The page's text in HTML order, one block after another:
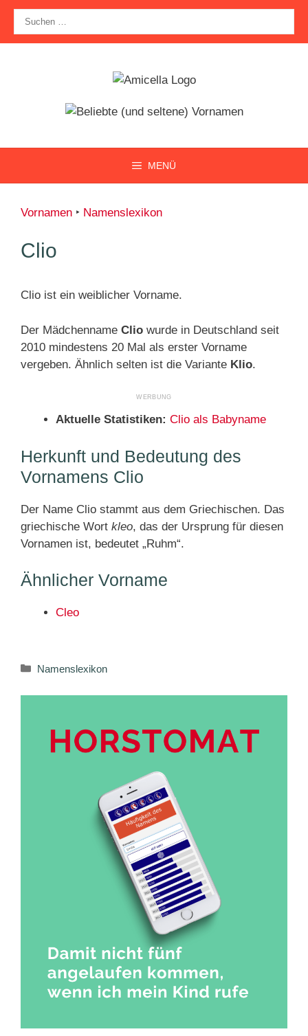
Zum
Inhalt
springen
nach:
MENÜ
Vornamen ‣ Namenslexikon
Clio
Clio ist ein weiblicher Vorname.
Der Mädchenname Clio wurde in Deutschland seit
2010 mindestens 20 Mal als erster Vorname
vergeben. Ähnlich selten ist die Variante Klio.
Aktuelle Statistiken: Clio als Babyname
Herkunft und Bedeutung des
Vornamens Clio
Der Name Clio stammt aus dem Griechischen. Das
griechische Wort kleo, das der Ursprung für diesen
Vornamen ist, bedeutet „Ruhm“.
Ähnlicher Vorname
Cleo
Kategorien
Namenslexikon